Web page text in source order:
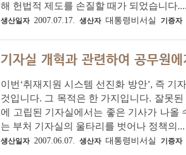
해 헌법적 제도를 손질할 때가 되었습니다....
생산일자 2007.07.17. 생산자 대통령비서실 기증자
기자실 개혁과 관련하여 공무원
이번‘취재지원 시스템 선진화 방안’, 즉 기
것입니다. 그 목적은 한 가지입니다. 잘못
에 고립된 기자실에서는 좋은 기사가 나올
는 부처 기자실의 울타리를 벗어나 정책의...
생산일자 2007.06.07. 생산자 대통령비서실 기증자